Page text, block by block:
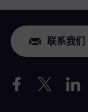
联系我们